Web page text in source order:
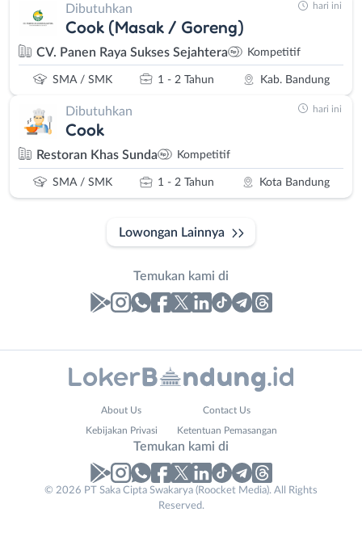
Dibutuhkan
Cook (Masak / Goreng)
CV. Panen Raya Sukses Sejahtera Kompetitif
SMA / SMK 1 - 2 Tahun Kab. Bandung
hari ini
Dibutuhkan
Cook
Restoran Khas Sunda Kompetitif
SMA / SMK 1 - 2 Tahun Kota Bandung
hari ini
Lowongan Lainnya
Temukan kami di
Lowongan
No. Telp /
About Us Contact Us
Kebijakan Privasi Ketentuan Pemasangan
Temukan kami di
© 2026 PT Saka Cipta Swakarya (Roocket Media). All Rights
Reserved.